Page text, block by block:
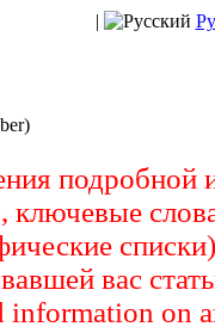
|
подробной
ключевые
вас
information on